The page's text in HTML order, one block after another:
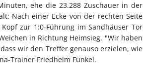
ehe die 23.288 Zuschauer in der
Nach einer Ecke von der rechten Seite
zur 1:0-Führung im Sandhäuser Tor
in Richtung Heimsieg. "Wir haben
wir den Treffer genauso erzielen, wie
Trainer Friedhelm Funkel.